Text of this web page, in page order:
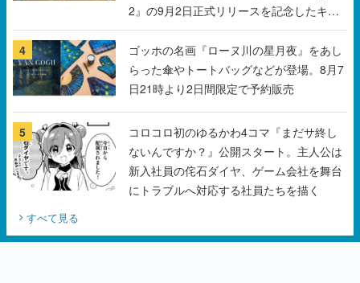
らった傘やトートバッグなどが登場。8月7
日21時より2日間限定で予約販売
5
コロコロ初のゆるかわ4コマ『まだサ終し
ないんですか？』公開スタート。主人公は
新入社員の侘石ダイヤ、ゲーム会社を舞台
にトラブルへ対応する社員たちを描く
すべて見る